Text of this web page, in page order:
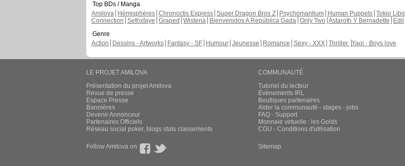
Top BDs / Manga
Amilova
Hémisphères Chronoctis Express Super Dragon Bros Z Psychomantium Human Puppets Tokio
Connection Sethxfaye Graped Wisteria Bienvenidos A República Gada Only Two Astaroth Y Bernadette Edil
Genre
Action
Dessins - Artworks Fantasy - SF Humour Jeunesse Romance Sexy - XXX Thriller Yaoi - Boys love
LE PROJET AMILOVA
Présentation du projet Amilova
Revue de presse
Espace Presse
Bannières
Devenir Annonceur
Partenaires Officiels
Réseau social poker, blogs stats classements
COMMUNAUTÉ
Tutoriel du lecteur
Évènements IRL
Boutiques partenaires
Aider la communauté - stages - jobs
FAQ - Support
Monnaie virtuelle : les Golds
CGU - Conditions d'utilisation
Follow Amilova on Sitemap